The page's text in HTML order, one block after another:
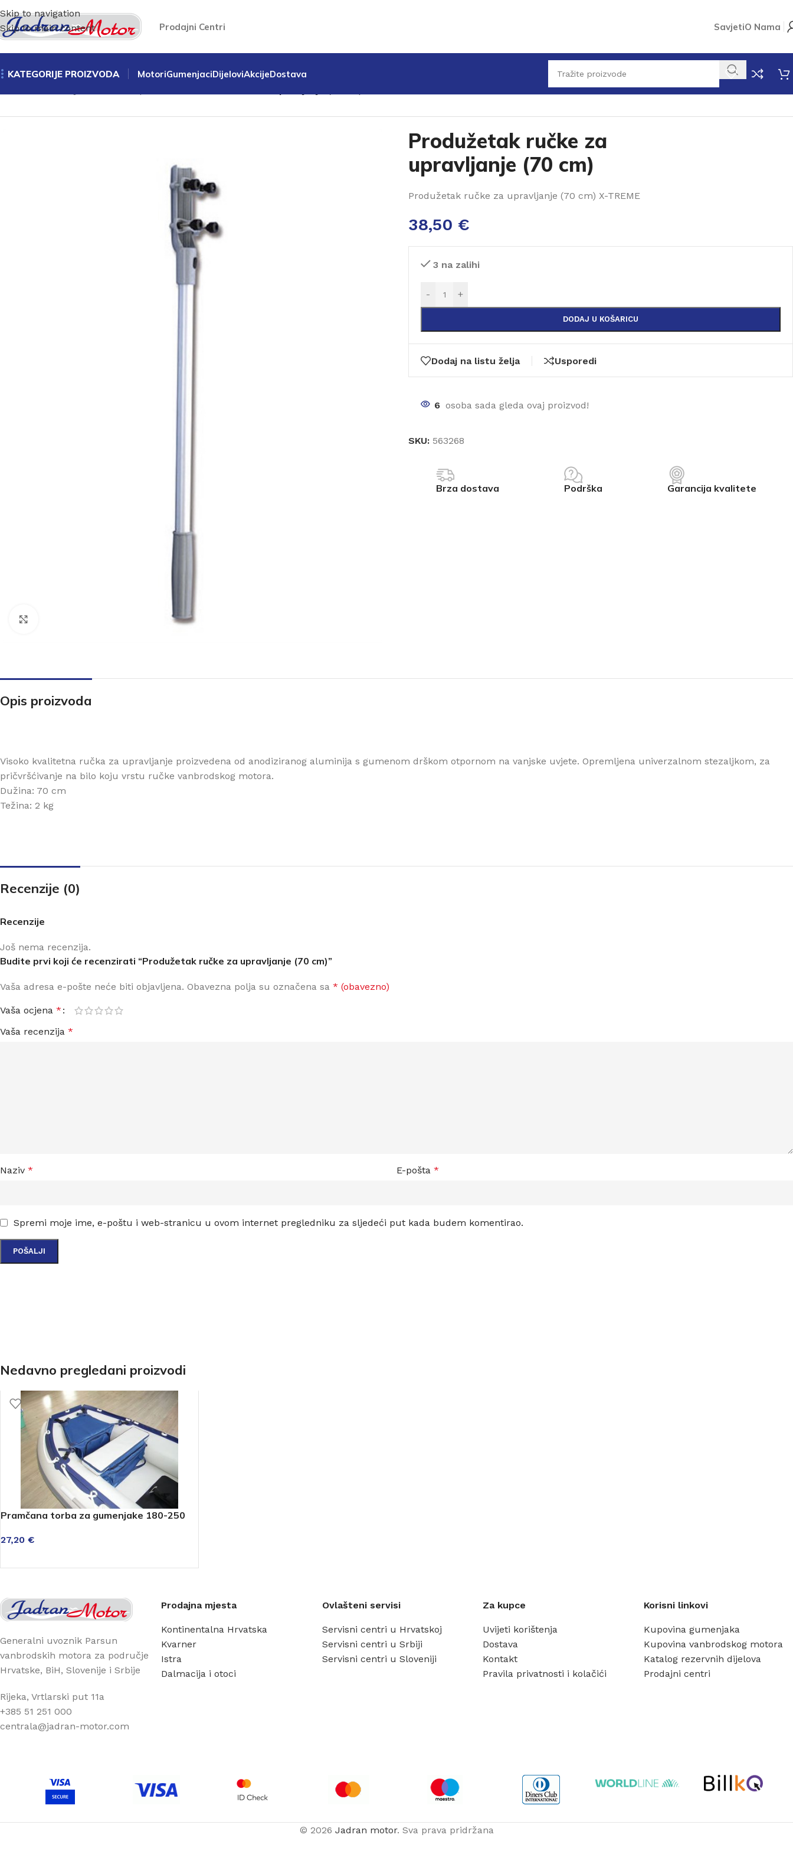
Skip to navigation
Skip to main content
Prodajni Centri SavjetiO Nama
KATEGORIJE PROIZVODA MotoriGumenjaciDijeloviAkcijeDostava
Produžetak ručke za
upravljanje (70 cm)
Produžetak ručke za upravljanje (70 cm) X-TREME
38,50 €
3 na zalihi
- +
DODAJ U KOŠARICU
Dodaj na listu želja Usporedi
6 osoba sada gleda ovaj proizvod!
SKU: 563268
Brza dostava Podrška Garancija kvalitete
Opis proizvoda
Visoko kvalitetna ručka za upravljanje proizvedena od anodiziranog aluminija s gumenom drškom otpornom na vanjske uvjete. Opremljena univerzalnom stezaljkom, za
pričvršćivanje na bilo koju vrstu ručke vanbrodskog motora.
Dužina: 70 cm
Težina: 2 kg
Recenzije (0)
Recenzije
Još nema recenzija.
Budite prvi koji će recenzirati “Produžetak ručke za upravljanje (70 cm)”
Vaša adresa e-pošte neće biti objavljena. Obavezna polja su označena sa * (obavezno)
Vaša ocjena *
Vaša recenzija *
Naziv * E-pošta *
Spremi moje ime, e-poštu i web-stranicu u ovom internet pregledniku za sljedeći put kada budem komentirao.
Nedavno pregledani proizvodi
Pramčana torba za gumenjake 180-250
27,20 €
Generalni uvoznik Parsun
vanbrodskih motora za područje
Hrvatske, BiH, Slovenije i Srbije
Rijeka, Vrtlarski put 11a
+385 51 251 000
centrala@jadran-motor.com
Prodajna mjesta
Kontinentalna Hrvatska
Kvarner
Istra
Dalmacija i otoci
Ovlašteni servisi
Servisni centri u Hrvatskoj
Servisni centri u Srbiji
Servisni centri u Sloveniji
Za kupce
Uvijeti korištenja
Dostava
Kontakt
Pravila privatnosti i kolačići
Korisni linkovi
Kupovina gumenjaka
Kupovina vanbrodskog motora
Katalog rezervnih dijelova
Prodajni centri
© 2026 Jadran motor. Sva prava pridržana